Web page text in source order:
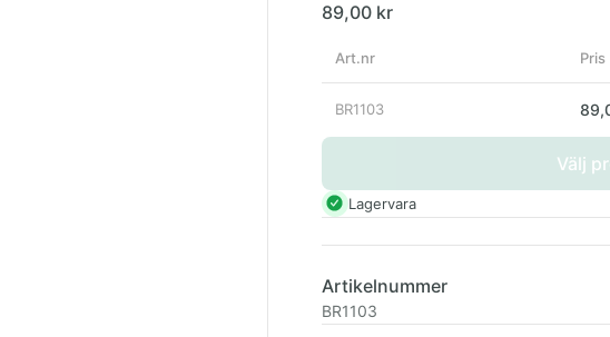
89,00 kr
Art.nr Pris
BR1103
Välj
Lagervara
Artikelnummer
BR1103